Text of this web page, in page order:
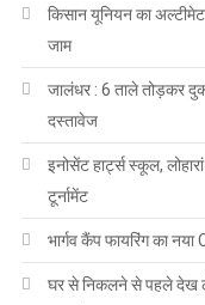
किसान यूनियन का
जाम
जालंधर : 6 ताले तोड़कर
दस्तावेज
इनोसेंट हार्ट्स स्कूल,
टूर्नामेंट
भार्गव कैंप फायरिंग का
घर से निकलने से पहले देख लें